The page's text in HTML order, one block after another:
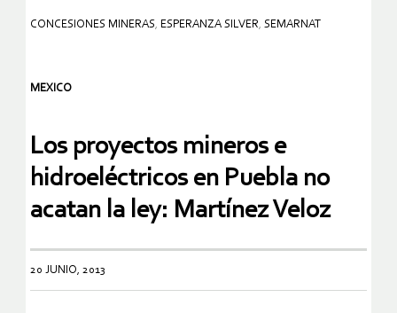
CONCESIONES MINERAS, ESPERANZA SILVER, SEMARNAT
MEXICO
Los proyectos mineros e
hidroeléctricos en Puebla no
acatan la ley: Martínez Veloz
20 JUNIO, 2013